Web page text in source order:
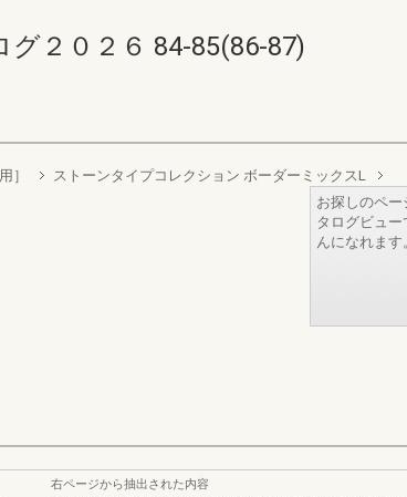
２０２６ 84-85(86-87)
］ ストーンタイプコレクション ボーダーミックスL
お探しのペ
タログビュ
んになれます
右ページから抽出された内容